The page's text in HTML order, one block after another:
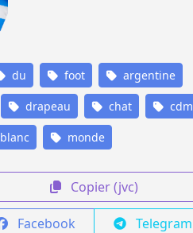
du foot argentine
drapeau chat cdm
blanc monde
Copier (jvc)
Facebook Telegram